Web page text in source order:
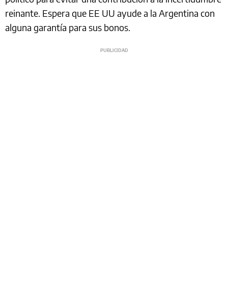
reinante. Espera que EE UU ayude a la Argentina con
alguna garantía para sus bonos.